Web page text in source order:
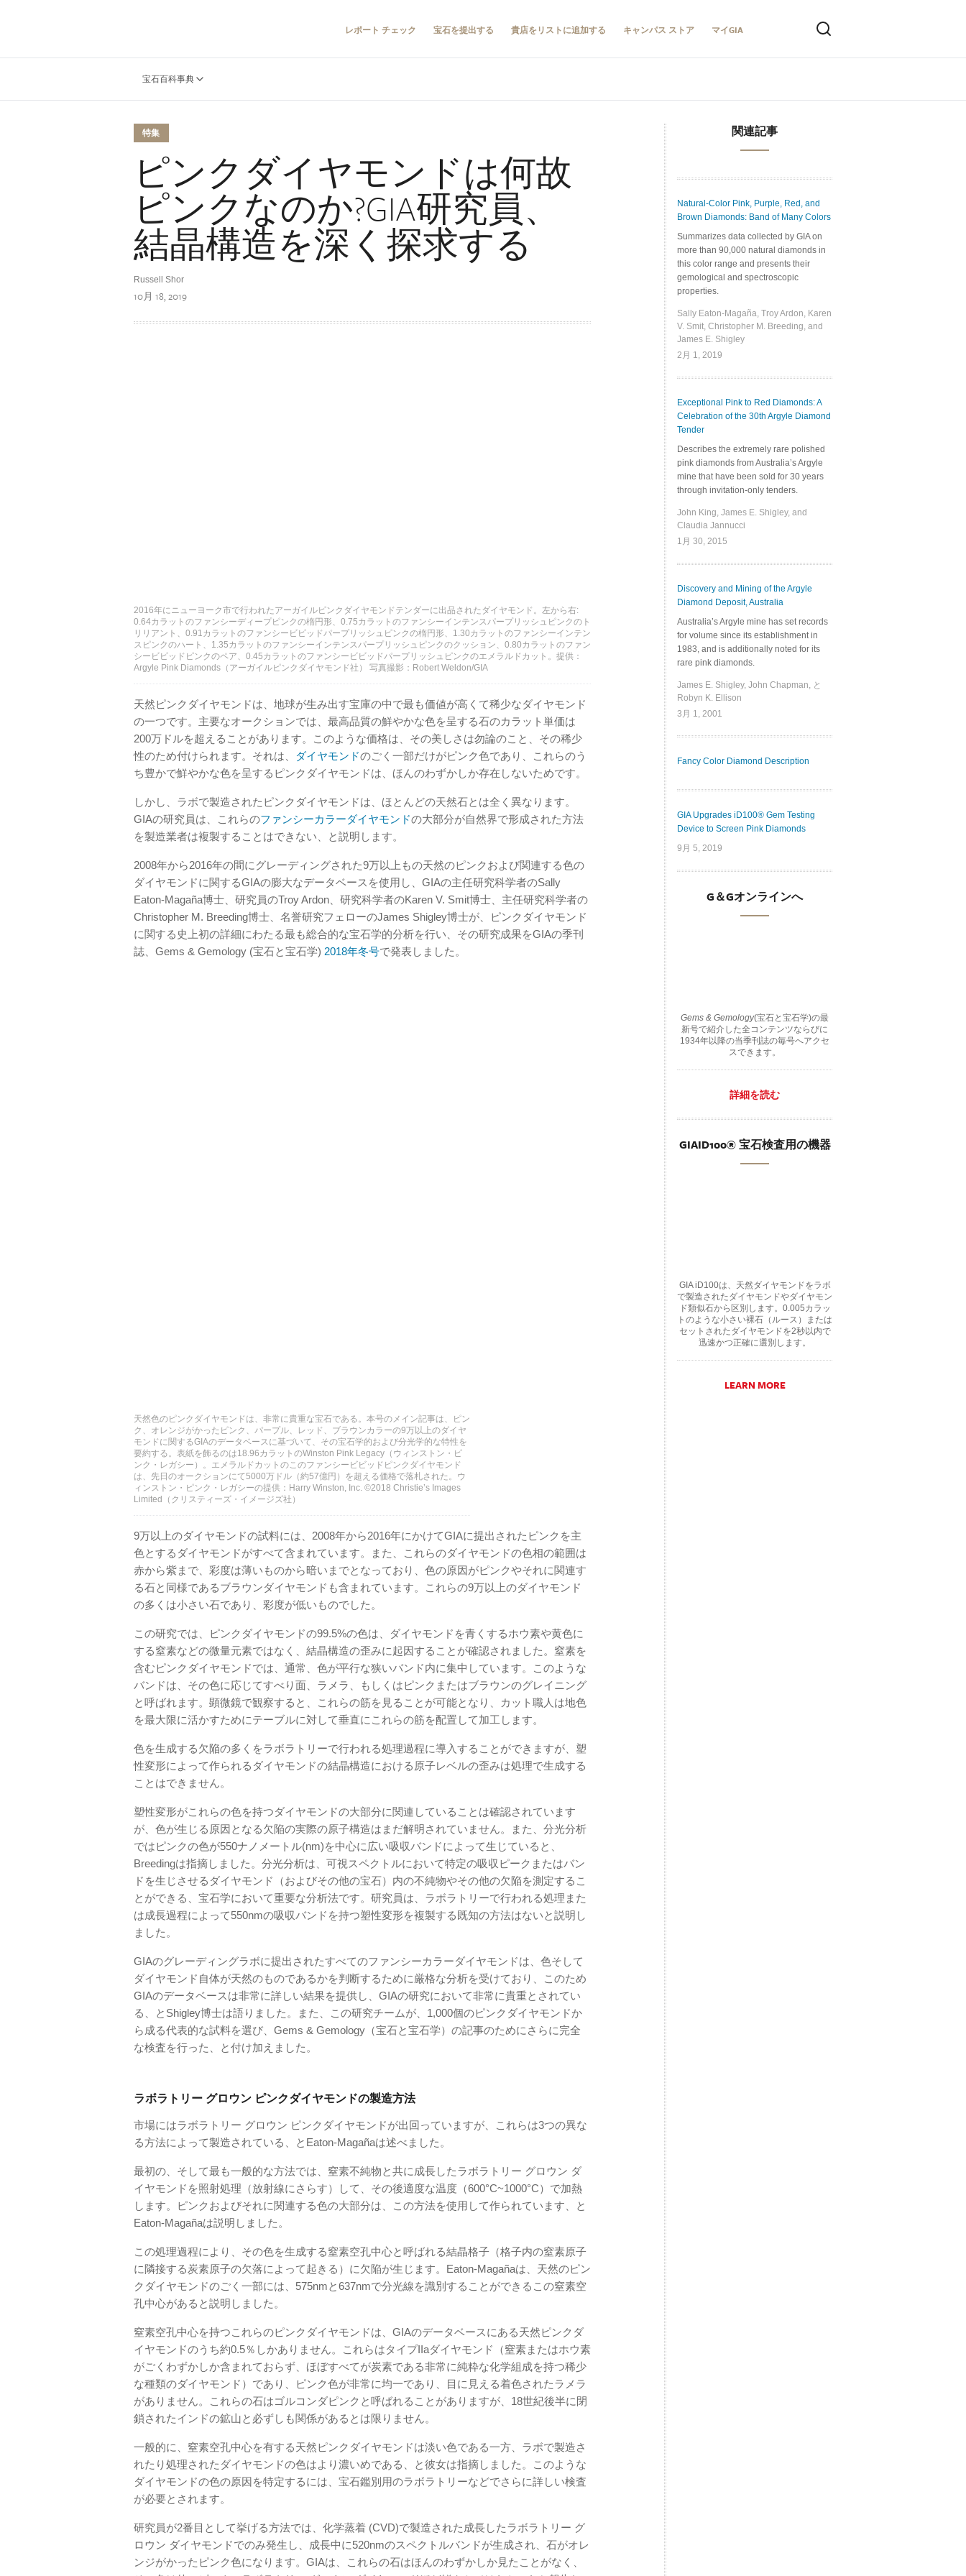
レポート チェック 宝石を提出する 貴店をリストに追加する キャンパス ストア マイGIA
宝石百科事典
特集
ピンクダイヤモンドは何故
ピンクなのか?GIA研究員、
結晶構造を深く探求する
Russell Shor
10月 18, 2019
2016年にニューヨーク市で行われたアーガイルピンクダイヤモンドテンダーに出品されたダイヤモンド。左から右:
0.64カラットのファンシーディープピンクの楕円形、0.75カラットのファンシーインテンスパープリッシュピンクのト
リリアント、0.91カラットのファンシービビッドパープリッシュピンクの楕円形、1.30カラットのファンシーインテン
スピンクのハート、1.35カラットのファンシーインテンスパープリッシュピンクのクッション、0.80カラットのファン
シービビッドピンクのペア、0.45カラットのファンシービビッドパープリッシュピンクのエメラルドカット。提供：
Argyle Pink Diamonds（アーガイルピンクダイヤモンド社） 写真撮影：Robert Weldon/GIA
天然ピンクダイヤモンドは、地球が生み出す宝庫の中で最も価値が高くて稀少なダイヤモンド
の一つです。主要なオークションでは、最高品質の鮮やかな色を呈する石のカラット単価は
200万ドルを超えることがあります。このような価格は、その美しさは勿論のこと、その稀少
性のため付けられます。それは、
ダイヤモンドのごく一部だけがピンク色であり、これらのう
ち豊かで鮮やかな色を呈するピンクダイヤモンドは、ほんのわずかしか存在しないためです。
しかし、ラボで製造されたピンクダイヤモンドは、ほとんどの天然石とは全く異なります。
GIAの研究員は、これらのファンシーカラーダイヤモンドの大部分が自然界で形成された方法
を製造業者は複製することはできない、と説明します。
2008年から2016年の間にグレーディングされた9万以上もの天然のピンクおよび関連する色の
ダイヤモンドに関するGIAの膨大なデータベースを使用し、GIAの主任研究科学者のSally
Eaton-Magaña博士、研究員のTroy Ardon、研究科学者のKaren V. Smit博士、主任研究科学者の
Christopher M. Breeding博士、名誉研究フェローのJames Shigley博士が、ピンクダイヤモンド
に関する史上初の詳細にわたる最も総合的な宝石学的分析を行い、その研究成果をGIAの季刊
誌、Gems & Gemology (宝石と宝石学) 2018年冬号で発表しました。
天然色のピンクダイヤモンドは、非常に貴重な宝石である。本号のメイン記事は、ピン
ク、オレンジがかったピンク、パープル、レッド、ブラウンカラーの9万以上のダイヤ
モンドに関するGIAのデータベースに基づいて、その宝石学的および分光学的な特性を
要約する。表紙を飾るのは18.96カラットのWinston Pink Legacy（ウィンストン・ピ
ンク・レガシー）。エメラルドカットのこのファンシービビッドピンクダイヤモンド
は、先日のオークションにて5000万ドル（約57億円）を超える価格で落札された。ウ
ィンストン・ピンク・レガシーの提供：Harry Winston, Inc. ©2018 Christie’s Images
Limited（クリスティーズ・イメージズ社）
9万以上のダイヤモンドの試料には、2008年から2016年にかけてGIAに提出されたピンクを主
色とするダイヤモンドがすべて含まれています。また、これらのダイヤモンドの色相の範囲は
赤から紫まで、彩度は薄いものから暗いまでとなっており、色の原因がピンクやそれに関連す
る石と同様であるブラウンダイヤモンドも含まれています。これらの9万以上のダイヤモンド
の多くは小さい石であり、彩度が低いものでした。
この研究では、ピンクダイヤモンドの99.5%の色は、ダイヤモンドを青くするホウ素や黄色に
する窒素などの微量元素ではなく、結晶構造の歪みに起因することが確認されました。窒素を
含むピンクダイヤモンドでは、通常、色が平行な狭いバンド内に集中しています。このような
バンドは、その色に応じてすべり面、ラメラ、もしくはピンクまたはブラウンのグレイニング
と呼ばれます。顕微鏡で観察すると、これらの筋を見ることが可能となり、カット職人は地色
を最大限に活かすためにテーブルに対して垂直にこれらの筋を配置して加工します。
色を生成する欠陥の多くをラボラトリーで行われる処理過程に導入することができますが、塑
性変形によって作られるダイヤモンドの結晶構造における原子レベルの歪みは処理で生成する
ことはできません。
塑性変形がこれらの色を持つダイヤモンドの大部分に関連していることは確認されています
が、色が生じる原因となる欠陥の実際の原子構造はまだ解明されていません。また、分光分析
ではピンクの色が550ナノメートル(nm)を中心に広い吸収バンドによって生じていると、
Breedingは指摘しました。分光分析は、可視スペクトルにおいて特定の吸収ピークまたはバン
ドを生じさせるダイヤモンド（およびその他の宝石）内の不純物やその他の欠陥を測定するこ
とができる、宝石学において重要な分析法です。研究員は、ラボラトリーで行われる処理また
は成長過程によって550nmの吸収バンドを持つ塑性変形を複製する既知の方法はないと説明し
ました。
GIAのグレーディングラボに提出されたすべてのファンシーカラーダイヤモンドは、色そして
ダイヤモンド自体が天然のものであるかを判断するために厳格な分析を受けており、このため
GIAのデータベースは非常に詳しい結果を提供し、GIAの研究において非常に貴重とされてい
る、とShigley博士は語りました。また、この研究チームが、1,000個のピンクダイヤモンドか
ら成る代表的な試料を選び、Gems & Gemology（宝石と宝石学）の記事のためにさらに完全
な検査を行った、と付け加えました。
ラボラトリー グロウン ピンクダイヤモンドの製造方法
市場にはラボラトリー グロウン ピンクダイヤモンドが出回っていますが、これらは3つの異な
る方法によって製造されている、とEaton-Magañaは述べました。
最初の、そして最も一般的な方法では、窒素不純物と共に成長したラボラトリー グロウン ダ
イヤモンドを照射処理（放射線にさらす）して、その後適度な温度（600°C~1000°C）で加熱
します。ピンクおよびそれに関連する色の大部分は、この方法を使用して作られています、と
Eaton-Magañaは説明しました。
この処理過程により、その色を生成する窒素空孔中心と呼ばれる結晶格子（格子内の窒素原子
に隣接する炭素原子の欠落によって起きる）に欠陥が生じます。Eaton-Magañaは、天然のピン
クダイヤモンドのごく一部には、575nmと637nmで分光線を識別することができるこの窒素空
孔中心があると説明しました。
窒素空孔中心を持つこれらのピンクダイヤモンドは、GIAのデータベースにある天然ピンクダ
イヤモンドのうち約0.5％しかありません。これらはタイプIIaダイヤモンド（窒素またはホウ素
がごくわずかしか含まれておらず、ほぼすべてが炭素である非常に純粋な化学組成を持つ稀少
な種類のダイヤモンド）であり、ピンク色が非常に均一であり、目に見える着色されたラメラ
がありません。これらの石はゴルコンダピンクと呼ばれることがありますが、18世紀後半に閉
鎖されたインドの鉱山と必ずしも関係があるとは限りません。
一般的に、窒素空孔中心を有する天然ピンクダイヤモンドは淡い色である一方、ラボで製造さ
れたり処理されたダイヤモンドの色はより濃いめである、と彼女は指摘しました。このような
ダイヤモンドの色の原因を特定するには、宝石鑑別用のラボラトリーなどでさらに詳しい検査
が必要とされます。
研究員が2番目として挙げる方法では、化学蒸着 (CVD)で製造された成長したラボラトリー グ
ロウン ダイヤモンドでのみ発生し、成長中に520nmのスペクトルバンドが生成され、石がオレ
ンジがかったピンク色になります。GIAは、これらの石はほんのわずかしか見たことがなく、
関連記事
Natural-Color Pink, Purple, Red, and
Brown Diamonds: Band of Many Colors
Summarizes data collected by GIA on
more than 90,000 natural diamonds in
this color range and presents their
gemological and spectroscopic
properties.
Sally Eaton-Magaña, Troy Ardon, Karen
V. Smit, Christopher M. Breeding, and
James E. Shigley
2月 1, 2019
Exceptional Pink to Red Diamonds: A
Celebration of the 30th Argyle Diamond
Tender
Describes the extremely rare polished
pink diamonds from Australia’s Argyle
mine that have been sold for 30 years
through invitation-only tenders.
John King, James E. Shigley, and
Claudia Jannucci
1月 30, 2015
Discovery and Mining of the Argyle
Diamond Deposit, Australia
Australia’s Argyle mine has set records
for volume since its establishment in
1983, and is additionally noted for its
rare pink diamonds.
James E. Shigley, John Chapman, と
Robyn K. Ellison
3月 1, 2001
Fancy Color Diamond Description
GIA Upgrades iD100® Gem Testing
Device to Screen Pink Diamonds
9月 5, 2019
G＆Gオンラインへ
Gems & Gemology(宝石と宝石学)の最
新号で紹介した全コンテンツならびに
1934年以降の当季刊誌の毎号へアクセ
スできます。
詳細を読む
GIAID100® 宝石検査用の機器
GIA iD100は、天然ダイヤモンドをラボ
で製造されたダイヤモンドやダイヤモン
ド類似石から区別します。0.005カラッ
トのような小さい裸石（ルース）または
セットされたダイヤモンドを2秒以内で
迅速かつ正確に選別します。
LEARN MORE